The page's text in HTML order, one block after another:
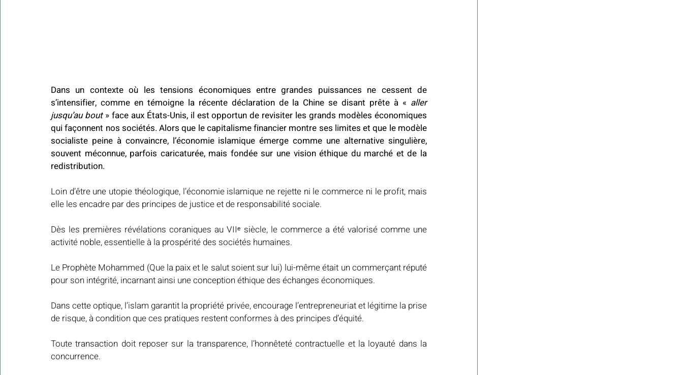
Dans un contexte où les tensions économiques entre grandes puissances ne cessent de
s’intensifier, comme en témoigne la récente déclaration de la Chine se disant prête à « aller
jusqu’au bout » face aux États-Unis, il est opportun de revisiter les grands modèles économiques
qui façonnent nos sociétés. Alors que le capitalisme financier montre ses limites et que le modèle
socialiste peine à convaincre, l’économie islamique émerge comme une alternative singulière,
souvent méconnue, parfois caricaturée, mais fondée sur une vision éthique du marché et de la
redistribution.
Loin d’être une utopie théologique, l’économie islamique ne rejette ni le commerce ni le profit, mais
elle les encadre par des principes de justice et de responsabilité sociale.
Dès les premières révélations coraniques au VIIᵉ siècle, le commerce a été valorisé comme une
activité noble, essentielle à la prospérité des sociétés humaines.
Le Prophète Mohammed (Que la paix et le salut soient sur lui) lui-même était un commerçant réputé
pour son intégrité, incarnant ainsi une conception éthique des échanges économiques.
Dans cette optique, l’islam garantit la propriété privée, encourage l’entrepreneuriat et légitime la prise
de risque, à condition que ces pratiques restent conformes à des principes d’équité.
Toute transaction doit reposer sur la transparence, l’honnêteté contractuelle et la loyauté dans la
concurrence.